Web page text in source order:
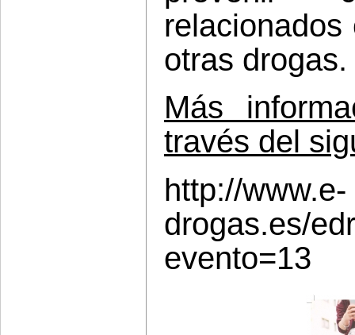
otras drogas.
Más
través del
http://www.e-
drogas.es/
evento=13